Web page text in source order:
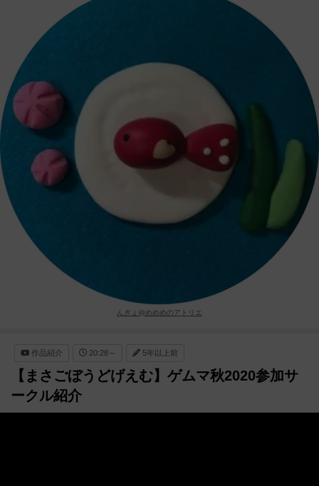
んぎょ@めめめのアトリエ
作品紹介 20:28～ 5年以上前
【まさごぼうどげえむ】ゲムマ秋2020参加サ
ークル紹介